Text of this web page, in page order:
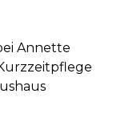
Annette